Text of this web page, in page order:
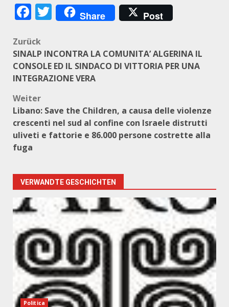
Facebook
Twitter
Share Post
Beitragsnavigation
Zurück
SINALP INCONTRA LA COMUNITA’ ALGERINA IL
CONSOLE ED IL SINDACO DI VITTORIA PER UNA
INTEGRAZIONE VERA
Weiter
Libano: Save the Children, a causa delle violenze
crescenti nel sud al confine con Israele distrutti
uliveti e fattorie e 86.000 persone costrette alla
fuga
VERWANDTE GESCHICHTEN
Politica